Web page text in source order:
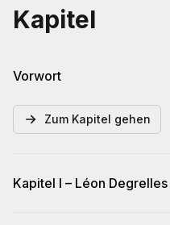
Kapitel
Vorwort
Zum Kapitel gehen
Kapitel I – Léon